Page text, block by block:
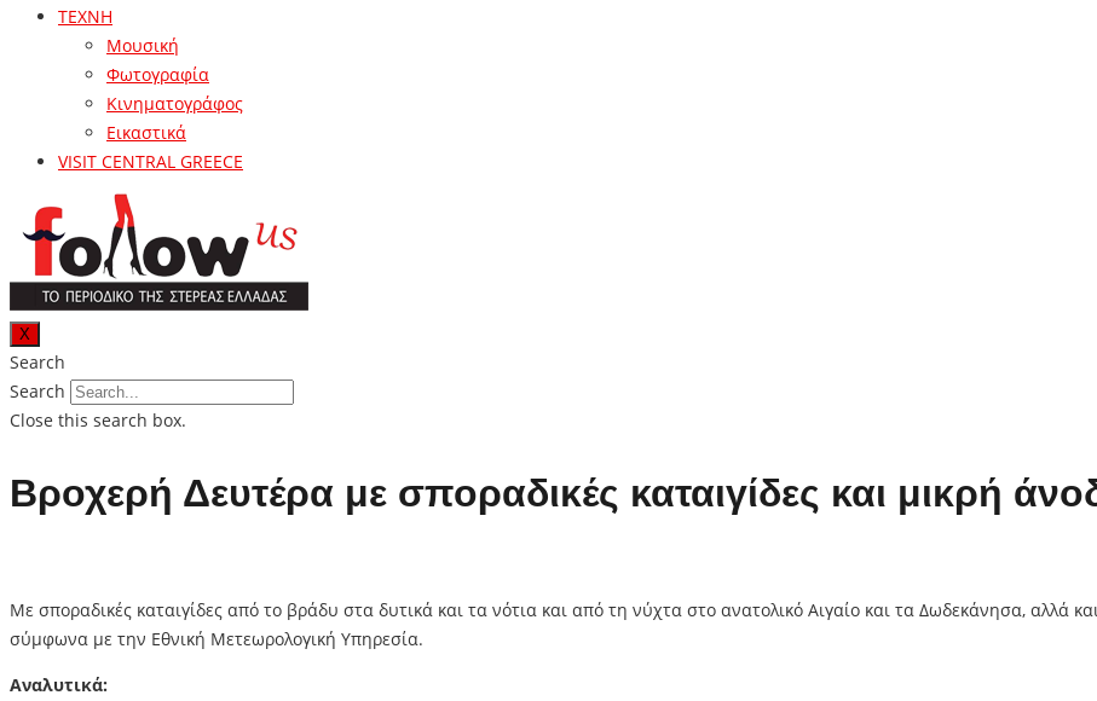
ΤΕΧΝΗ
Μουσική
Φωτογραφία
Κινηματογράφος
Εικαστικά
VISIT CENTRAL GREECE
X
Search
Search
Close this search box.
Βροχερή Δευτέρα με σποραδικές καταιγίδες και μικρή
Με σποραδικές καταιγίδες από το βράδυ στα δυτικά και τα νότια και από τη νύχτα στο ανατολικό Αιγαίο και τα Δωδεκάνησα, αλλά
σύμφωνα με την Εθνική Μετεωρολογική Υπηρεσία.
Αναλυτικά: